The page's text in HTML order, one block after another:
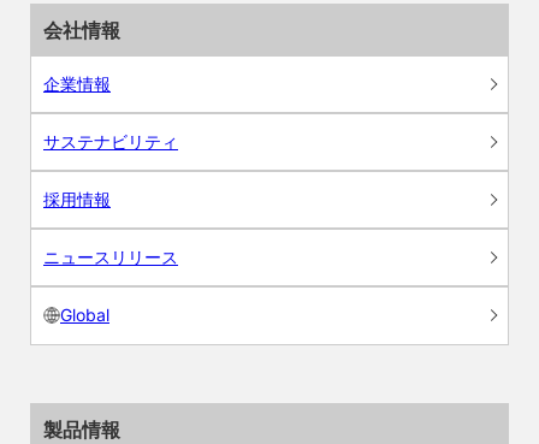
会社情報
企業情報
サステナビリティ
採用情報
ニュースリリース
Global
製品情報